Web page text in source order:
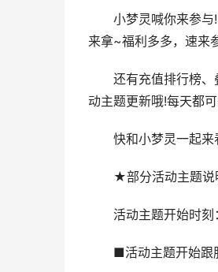
小梦灵喊你来参与!
来拿~福利多多，速来
还有充值排行榜、叠
动主题更新哦!每天都
快和小梦灵一起来
★部分活动主题说
活动主题开始时刻
■活动主题开始跟